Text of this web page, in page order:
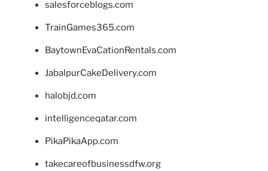
salesforceblogs.com
TrainGames365.com
BaytownEvaCationRentals.com
JabalpurCakeDelivery.com
halobjd.com
intelligenceqatar.com
PikaPikaApp.com
takecareofbusinessdfw.org